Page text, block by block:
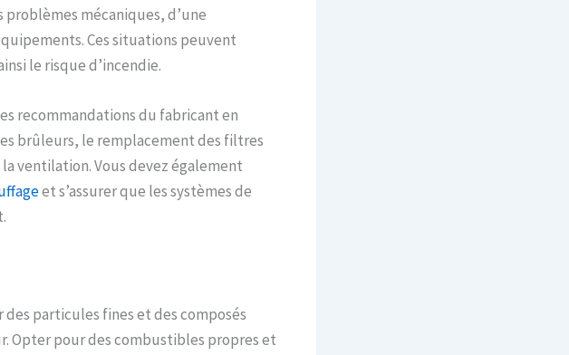
mécaniques, d’une
Ces situations peuvent
le risque d’incendie.
recommandations du fabricant en
brûleurs, le remplacement des filtres
ventilation. Vous devez également
et s’assurer que les systèmes de
particules fines et des composés
Opter pour des combustibles propres et